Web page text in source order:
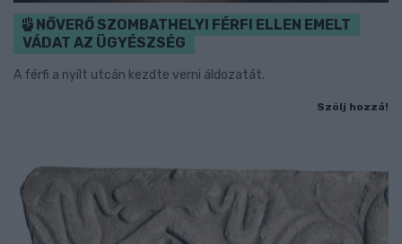
NŐVERŐ SZOMBATHELYI FÉRFI ELLEN EMELT
VÁDAT AZ ÜGYÉSZSÉG
A férfi a nyílt utcán kezdte verni áldozatát.
Szólj hozzá!